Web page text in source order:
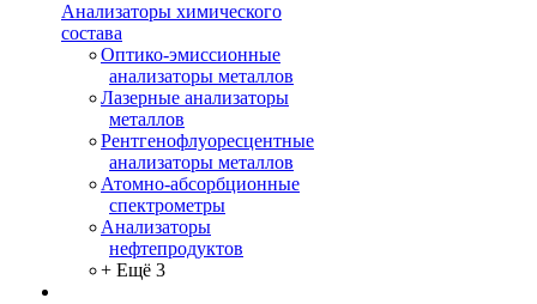
Анализаторы химического
состава
Оптико-эмиссионные
анализаторы металлов
Лазерные анализаторы
металлов
Рентгенофлуоресцентные
анализаторы металлов
Атомно-абсорбционные
спектрометры
Анализаторы
нефтепродуктов
+ Ещё 3